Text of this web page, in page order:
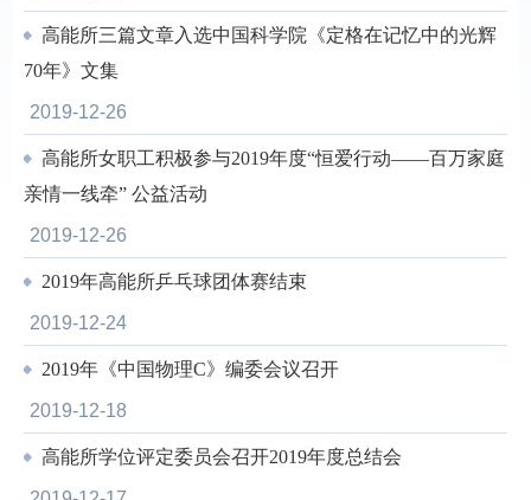
高能所三篇文章入选中国科学院《定格在记忆中的光辉
70年》文集
2019-12-26
高能所女职工积极参与2019年度“恒爱行动——百万家庭
亲情一线牵” 公益活动
2019-12-26
2019年高能所乒乓球团体赛结束
2019-12-24
2019年《中国物理C》编委会议召开
2019-12-18
高能所学位评定委员会召开2019年度总结会